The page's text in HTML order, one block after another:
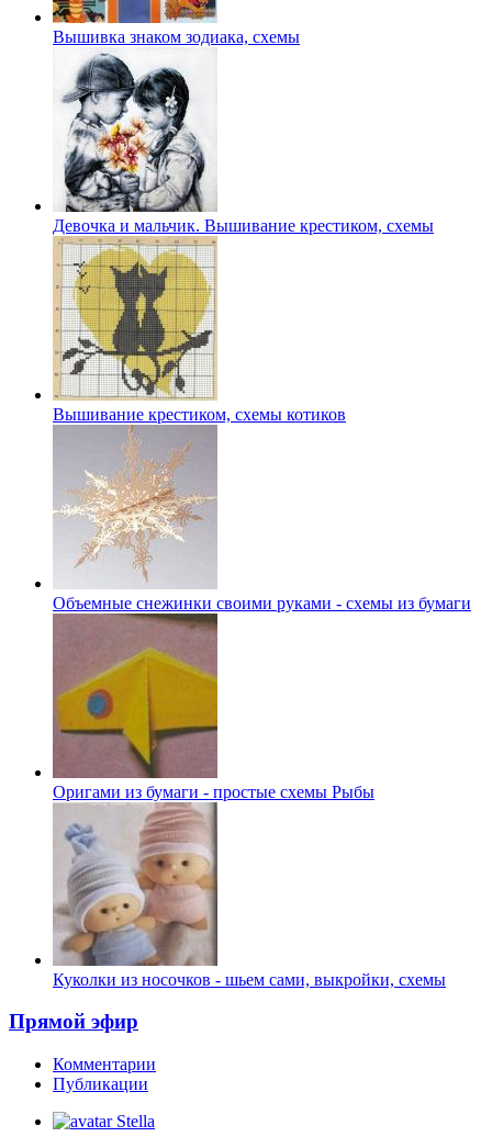
Вышивка знаком зодиака, схемы
Девочка и мальчик. Вышивание крестиком, схемы
Вышивание крестиком, схемы котиков
Объемные снежинки своими руками - схемы из бумаги
Оригами из бумаги - простые схемы Рыбы
Куколки из носочков - шьем сами, выкройки, схемы
Прямой эфир
Комментарии
Публикации
Stella